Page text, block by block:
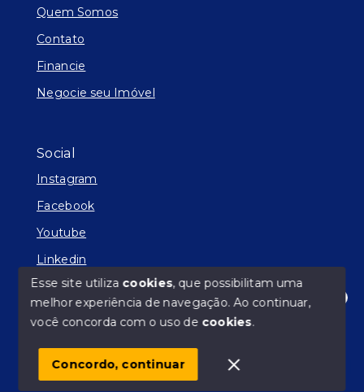
Olá! Estamos disponíveis para te ajudar.
Quem Somos
Contato
Financie
Negocie seu Imóvel
Social
Instagram
Facebook
Youtube
Linkedin
© Copyright 2026 - Facilitador de Sonhos - Todos os
SITE PARA IMOBILIARIA
Esse site utiliza cookies, que possibilitam uma
melhor experiência de navegação.Ao continuar,
você concorda com o uso de cookies.
Concordo, continuar